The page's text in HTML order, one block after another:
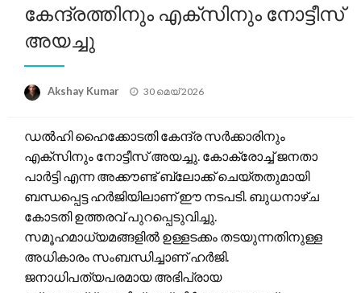
കേന്ദ്രത്തിനും എക്‌സിനും നോട്ടീസ്
അയച്ചു
Akshay Kumar
Posted
30 മെയ്‌ 2026
ഡൽഹി ഹൈക്കോടതി കേന്ദ്ര സർക്കാരിനും
എക്‌സിനും നോട്ടീസ് അയച്ചു. കോക്രോച്ച് ജനതാ
പാർട്ടി എന്ന അക്കൗണ്ട് ബ്ലോക്ക് ചെയ്തതുമായി
ബന്ധപ്പെട്ട ഹർജിയിലാണ് ഈ നടപടി. ബുധനാഴ്ച
കോടതി ഉത്തരവ് പുറപ്പെടുവിച്ചു.
സമൂഹമാധ്യമങ്ങളിൽ ഉള്ളടക്കം തടയുന്നതിനുള്ള
അധികാരം സംബന്ധിച്ചാണ് ഹർജി.
ജനാധിപത്യപരമായ അഭിപ്രായ